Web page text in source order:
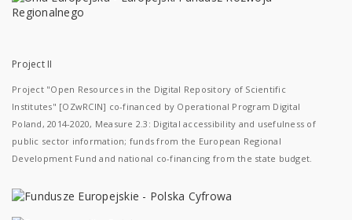
Project II
Project "Open Resources in the Digital Repository of Scientific
Institutes" [OZwRCIN] co-financed by Operational Program Digital
Poland, 2014-2020, Measure 2.3: Digital accessibility and usefulness of
public sector information; funds from the European Regional
Development Fund and national co-financing from the state budget.